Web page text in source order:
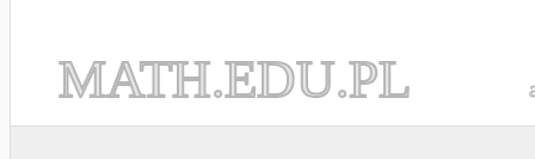
MATH.EDU.PL